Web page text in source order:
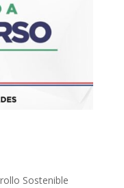
Sostenible